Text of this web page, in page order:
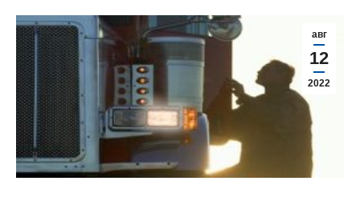
авг
12
2022